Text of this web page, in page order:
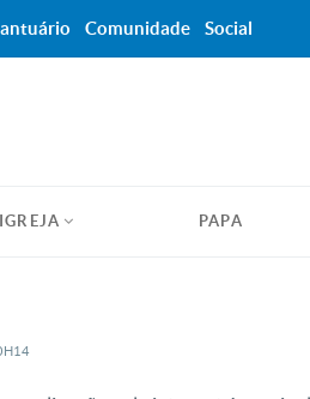
IGREJA PAPA
Comunidade Social